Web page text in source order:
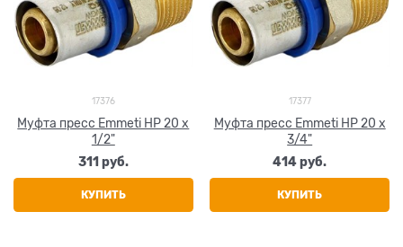
17376
Муфта пресс Emmeti НР 20 х
1/2"
311 руб.
КУПИТЬ
17377
Муфта пресс Emmeti НР 20 х
3/4"
414 руб.
КУПИТЬ